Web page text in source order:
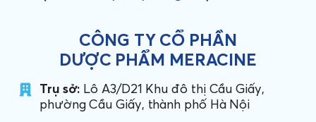
CÔNG TY CỔ PHẦN
DƯỢC PHẨM MERACINE
Trụ sở: Lô A3/D21 Khu đô thị Cầu Giấy,
phường Cầu Giấy, thành phố Hà Nội